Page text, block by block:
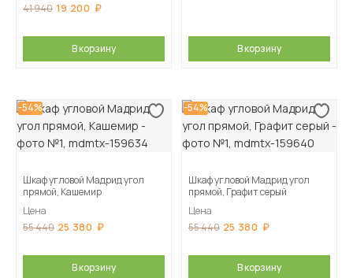
41 940 19 200
В корзину В корзину
-54%
Шкаф угловой Мадрид угол
прямой, Кашемир
Цена
55 440 25 380
В корзину
-54%
Шкаф угловой Мадрид угол
прямой, Графит серый
Цена
55 440 25 380
В корзину